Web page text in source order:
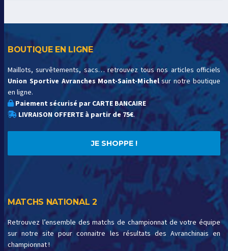
BOUTIQUE EN LIGNE
Maillots, survêtements, sacs… retrouvez tous nos articles officiels
Union Sportive Avranches Mont-Saint-Michelsur notre boutique
en ligne.
Paiement sécurisé par CARTE BANCAIRE
LIVRAISON OFFERTE à partir de 75€.
JE SHOPPE !
MATCHS NATIONAL 2
Retrouvez l’ensemble des matchs de championnat de votre équipe
sur notre site pour connaitre les résultats des Avranchinais en
championnat !